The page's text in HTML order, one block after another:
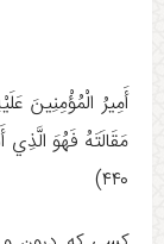
أَمِيرُ الْمُؤْمِنِينَ
مَقَالَتَهُ فَهُوَ
۴۴۰)